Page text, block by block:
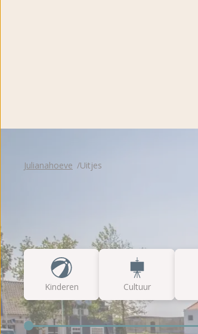
Julianahoeve Uitjes
Kinderen Cultuur